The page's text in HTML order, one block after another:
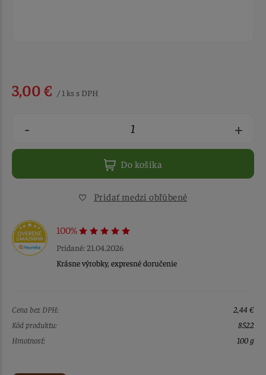
3,00 € / 1 ks s DPH
- +
Do košíka
Pridať medzi obľúbené
100%
Pridané: 21.04.2026
Krásne výrobky, expresné doručenie
Cena bez DPH:
2,44 €
Kód produktu:
8522
Hmotnosť:
100 g